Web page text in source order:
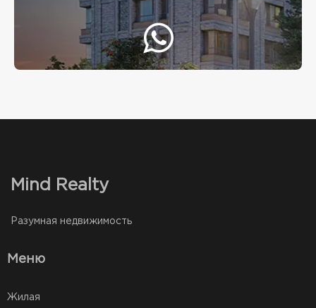
Mind Realty
Разумная недвижимость
Меню
Жилая